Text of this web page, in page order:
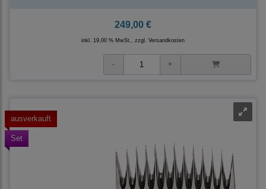
249,00 €
inkl. 19,00 % MwSt., zzgl. Versandkosten
ausverkauft
Set